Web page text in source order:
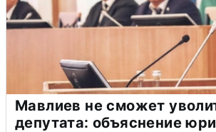
Мавлиев не сможет
депутата: объяснение